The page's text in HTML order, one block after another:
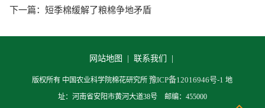
下一篇： 短季棉缓解了粮棉争地矛盾
网站地图 | 联系我们 |
版权所有 中国农业科学院棉花研究所豫ICP备12016946号-1 地
址：河南省安阳市黄河大道38号 邮编：455000